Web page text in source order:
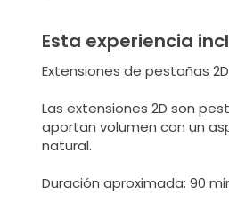
Esta experiencia
Extensiones de pestañas
Las extensiones 2D son
aportan volumen con un
natural.
Duración aproximada: 90